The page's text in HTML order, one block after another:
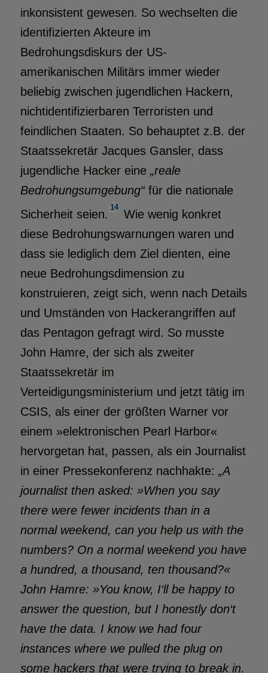
inkonsistent gewesen. So wechselten die
identifizierten Akteure im
Bedrohungsdiskurs der US-
amerikanischen Militärs immer wieder
beliebig zwischen jugendlichen Hackern,
nichtidentifizierbaren Terroristen und
feindlichen Staaten. So behauptet z.B. der
Staatssekretär Jacques Gansler, dass
jugendliche Hacker eine „reale
Bedrohungsumgebung“für die nationale
Sicherheit seien.
14
Wie wenig konkret
diese Bedrohungswarnungen waren und
dass sie lediglich dem Ziel dienten, eine
neue Bedrohungsdimension zu
konstruieren, zeigt sich, wenn nach Details
und Umständen von Hackerangriffen auf
das Pentagon gefragt wird. So musste
John Hamre, der sich als zweiter
Staatssekretär im
Verteidigungsministerium und jetzt tätig im
CSIS, als einer der größten Warner vor
einem »elektronischen Pearl Harbor«
hervorgetan hat, passen, als ein Journalist
in einer Pressekonferenz nachhakte: „A
journalist then asked: »When you say
there were fewer incidents than in a
normal weekend, can you help us with the
numbers? On a normal weekend you have
a hundred, a thousand, ten thousand?«
John Hamre: »You know, I‘ll be happy to
answer the question, but I honestly don‘t
have the data. I know we had four
instances where we pulled the plug on
some hackers that were trying to break in.